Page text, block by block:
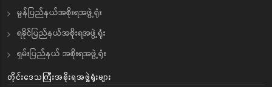
မွန်ပြည်နယ်အစိုးရအဖွဲ့ရုံး
ရခိုင်ပြည်နယ်အစိုးရအဖွဲ့ရုံး
ရှမ်းပြည်နယ် အစိုးရအဖွဲ့ရုံး
တိုင်းဒေသကြီးအစိုးရအဖွဲ့ရုံးများ